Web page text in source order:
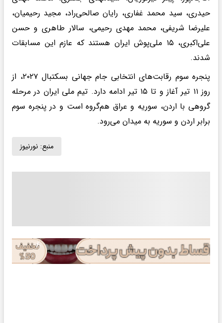
حیدری، سید محمد غفاری، رایان صالحی‌راد، مجید رحیمیان،
علیرضا شریفی، محمد مهدی رحیمی، سالار طاهری و حسن
علی‌اکبری، ۱۵ ملی‌پوش ایران هستند که عازم این مسابقات
شدند.
پنجره سوم رقابت‌های انتخابی جام جهانی بسکتبال ۲۰۲۷، از
روز ۱۱ تیر آغاز و تا ۱۵ تیر ادامه دارد. تیم ملی ایران در مرحله
گروهی با اردن، سوریه و عراق هم‌گروه است و در پنجره سوم
برابر اردن و سوریه به میدان می‌رود.
منبع: نورنیوز